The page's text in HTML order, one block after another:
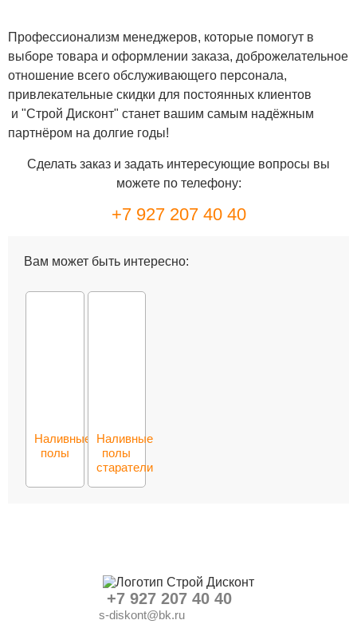
Профессионализм менеджеров, которые помогут в
выборе товара и оформлении заказа, доброжелательное
отношение всего обслуживающего персонала,
привлекательные скидки для постоянных клиентов
и "Строй Дисконт" станет вашим самым надёжным
партнёром на долгие годы!
Сделать заказ и задать интересующие вопросы вы
можете по телефону:
+7 927 207 40 40
Вам может быть интересно:
Наливные
полы
Наливные
полы
старатели
+7 927 207 40 40
s-diskont@bk.ru